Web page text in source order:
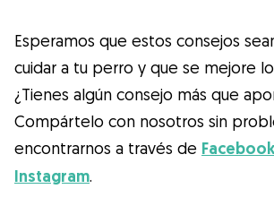
Esperamos que estos consejos
cuidar a tu perro y que se mejore
¿Tienes algún consejo más que
Compártelo con nosotros sin
encontrarnos a través de
Instagram.